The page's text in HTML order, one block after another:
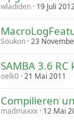
wladiden 19 Juli
Soukon 23
SAMBA 3.6
oelk0 21 Mai 2011
Compilieren
madmaxxx 12 Mai